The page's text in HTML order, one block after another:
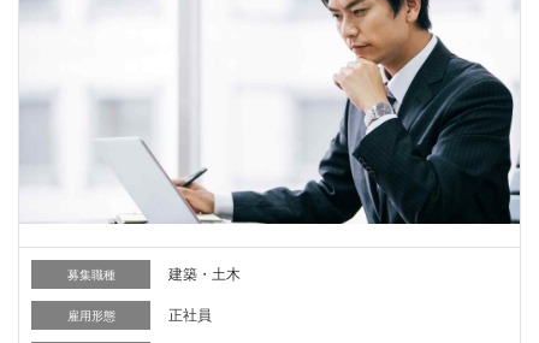
募集職種 建築・土木
雇用形態 正社員